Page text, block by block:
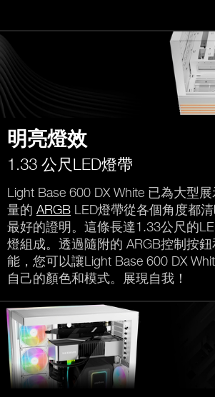
明亮燈效
1.33 公尺LED燈帶
Light Base 600 DX White 已為大型
量的 ARGB LED燈帶從各個角度都
最好的證明。這條長達1.33公尺的
燈組成。透過隨附的 ARGB控制按
能，您可以讓Light Base 600 DX
自己的顏色和模式。展現自我！